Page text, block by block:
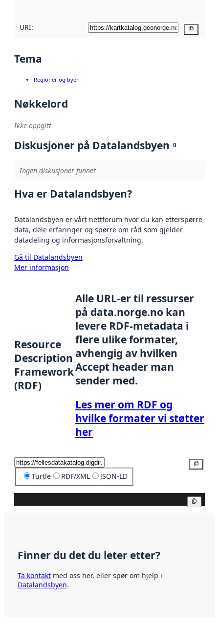
URI:
Tema
Regioner og byer
Nøkkelord
Ikke oppgitt
Diskusjoner på Datalandsbyen 0
Ingen diskusjoner funnet
Hva er Datalandsbyen?
Datalandsbyen er vårt nettforum hvor du kan etterspørre
data, dele erfaringer og spørre om råd som gjelder
datadeling og informasjonsforvaltning.
Gå til Datalandsbyen
Mer informasjon
Resource
Description
Framework
(RDF)
Alle URL-er til ressurser
på data.norge.no kan
levere RDF-metadata i
flere ulike formater,
avhengig av hvilken
Accept header man
sender med.
Les mer om RDF og
hvilke formater vi støtter
her
Turtle RDF/XML JSON-LD
Finner du det du leter etter?
Ta kontakt med oss her, eller spør om hjelp i
Datalandsbyen.